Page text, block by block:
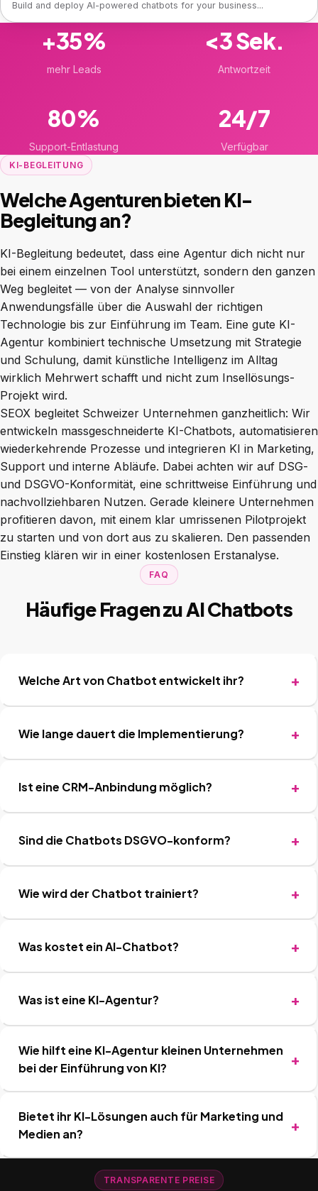
Build and deploy AI-powered chatbots for your business...
+35%
mehr Leads
<3 Sek.
Antwortzeit
80%
Support-Entlastung
24/7
Verfügbar
KI-BEGLEITUNG
Welche Agenturen bieten KI-
Begleitung an?
KI-Begleitung bedeutet, dass eine Agentur dich nicht nur
bei einem einzelnen Tool unterstützt, sondern den ganzen
Weg begleitet — von der Analyse sinnvoller
Anwendungsfälle über die Auswahl der richtigen
Technologie bis zur Einführung im Team. Eine gute KI-
Agentur kombiniert technische Umsetzung mit Strategie
und Schulung, damit künstliche Intelligenz im Alltag
wirklich Mehrwert schafft und nicht zum Insellösungs-
Projekt wird.
SEOX begleitet Schweizer Unternehmen ganzheitlich: Wir
entwickeln massgeschneiderte KI-Chatbots, automatisieren
wiederkehrende Prozesse und integrieren KI in Marketing,
Support und interne Abläufe. Dabei achten wir auf DSG-
und DSGVO-Konformität, eine schrittweise Einführung und
nachvollziehbaren Nutzen. Gerade kleinere Unternehmen
profitieren davon, mit einem klar umrissenen Pilotprojekt
zu starten und von dort aus zu skalieren. Den passenden
Einstieg klären wir in einer kostenlosen Erstanalyse.
FAQ
Häufige Fragen zu AI Chatbots
Welche Art von Chatbot entwickelt ihr?
Wie lange dauert die Implementierung?
Ist eine CRM-Anbindung möglich?
Sind die Chatbots DSGVO-konform?
Wie wird der Chatbot trainiert?
Was kostet ein AI-Chatbot?
Was ist eine KI-Agentur?
Wie hilft eine KI-Agentur kleinen Unternehmen
bei der Einführung von KI?
Bietet ihr KI-Lösungen auch für Marketing und
Medien an?
TRANSPARENTE PREISE